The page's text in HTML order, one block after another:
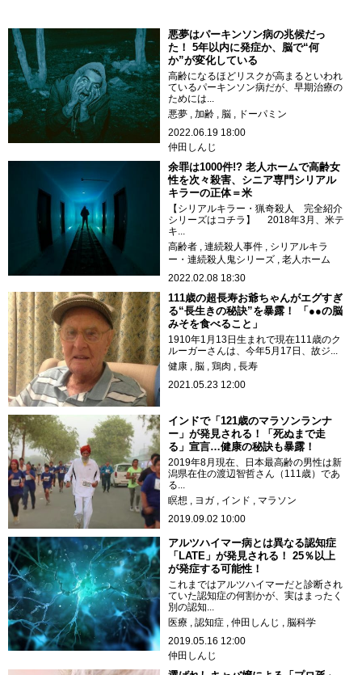
悪夢はパーキンソン病の兆候だっ
た！ 5年以内に発症か、脳で“何
か”が変化している
高齢になるほどリスクが高まるといわれ
ているパーキンソン病だが、早期治療の
ためには...
悪夢
加齢 脳
ドーパミン
2022.06.19 18:00
仲田しんじ
余罪は1000件!? 老人ホームで高齢女
性を次々殺害、シニア専門シリアル
キラーの正体＝米
【シリアルキラー・猟奇殺人 完全紹介
シリーズはコチラ】 2018年3月、米テ
キ...
高齢者
連続殺人事件
シリアルキラ
ー・連続殺人鬼シリーズ
老人ホーム
2022.02.08 18:30
111歳の超長寿お爺ちゃんがエグすぎ
る“長生きの秘訣”を暴露！ 「●●の脳
みそを食べること」
1910年1月13日生まれで現在111歳のク
ルーガーさんは、今年5月17日、故ジ...
健康
脳 鶏肉
長寿
2021.05.23 12:00
インドで「121歳のマラソンランナ
ー」が発見される！「死ぬまで走
る」宣言…健康の秘訣も暴露！
2019年8月現在、日本最高齢の男性は新
潟県在住の渡辺智哲さん（111歳）であ
る...
瞑想
ヨガ インド
マラソン
2019.09.02 10:00
アルツハイマー病とは異なる認知症
「LATE」が発見される！ 25％以上
が発症する可能性！
これまではアルツハイマーだと診断され
ていた認知症の何割かが、実はまったく
別の認知...
医療
認知症 仲田しんじ
脳科学
2019.05.16 12:00
仲田しんじ